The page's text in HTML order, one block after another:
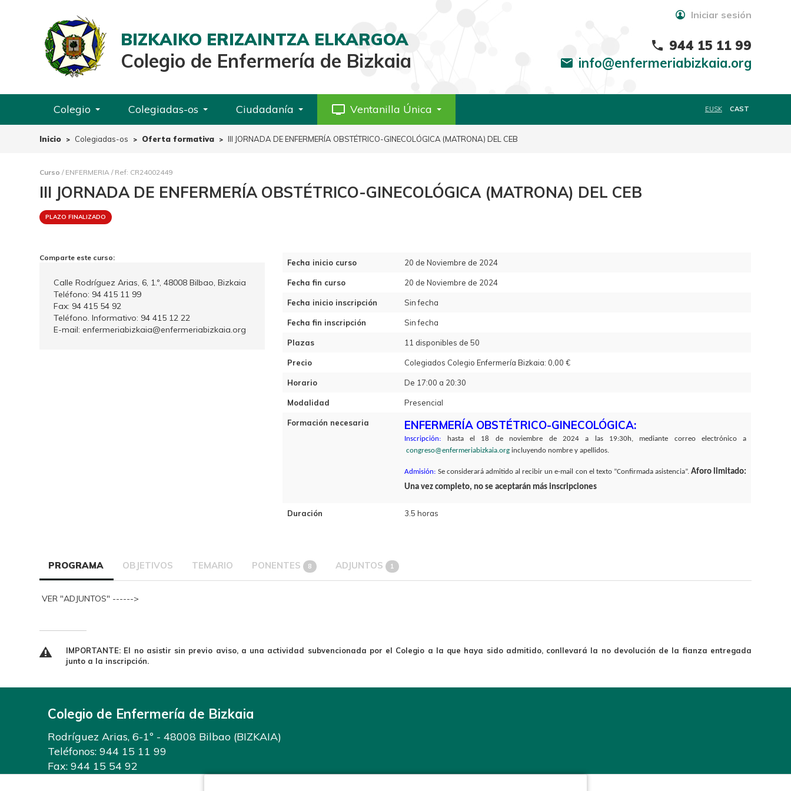
Iniciar sesión
BIZKAIKO ERIZAINTZA ELKARGOA
Colegio de Enfermería de Bizkaia
phone 944 15 11 99
mail info@enfermeriabizkaia.org
Colegio Colegiadas-os Ciudadanía personal_video Ventanilla Única EUSK CAST
Inicio Colegiadas-os Oferta formativa III JORNADA DE ENFERMERÍA OBSTÉTRICO-GINECOLÓGICA (MATRONA) DEL CEB
Curso / ENFERMERIA / Ref: CR24002449
III JORNADA DE ENFERMERÍA OBSTÉTRICO-GINECOLÓGICA (MATRONA) DEL CEB
PLAZO FINALIZADO
Comparte este curso:
Calle Rodríguez Arias, 6, 1.º, 48008 Bilbao, Bizkaia
Teléfono: 94 415 11 99
Fax: 94 415 54 92
Teléfono. Informativo: 94 415 12 22
E-mail: enfermeriabizkaia@enfermeriabizkaia.org
Fecha inicio curso 20 de Noviembre de 2024
Fecha fin curso 20 de Noviembre de 2024
Fecha inicio inscripción Sin fecha
Fecha fin inscripción Sin fecha
Plazas 11 disponibles de 50
Precio Colegiados Colegio Enfermería Bizkaia: 0,00 €
Horario De 17:00 a 20:30
Modalidad Presencial
Formación necesaria ENFERMERÍA OBSTÉTRICO-GINECOLÓGICA:
Inscripción: hasta el 18 de noviembre de 2024 a las 19:30h, mediante correo electrónico a
congreso@enfermeriabizkaia.org incluyendo nombre y apellidos.
Admisión: Se considerará admitido al recibir un e-mail con el texto ”Confirmada asistencia”.Aforo limitado:
Una vez completo, no se aceptarán más inscripciones
Duración 3.5 horas
PROGRAMA OBJETIVOS TEMARIO PONENTES 8 ADJUNTOS 1
VER "ADJUNTOS" ------>
IMPORTANTE: El no asistir sin previo aviso, a una actividad subvencionada por el Colegio a la que haya sido admitido, conllevará la no devolución de la fianza entregada
junto a la inscripción.
Colegio de Enfermería de Bizkaia
Rodríguez Arias, 6-1º - 48008 Bilbao (BIZKAIA)
Teléfonos: 944 15 11 99
Fax: 944 15 54 92